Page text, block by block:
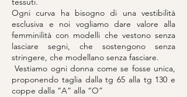
Ogni curva ha bisogno di una vestibilità
esclusiva e noi vogliamo dare valore alla
femminilità con modelli che vestono senza
lasciare segni, che sostengono senza
stringere, che modellano senza fasciare.
Vestiamo ogni donna come se fosse unica,
proponendo taglia dalla tg 65 alla tg 130 e
coppe dalla “A” alla “O”